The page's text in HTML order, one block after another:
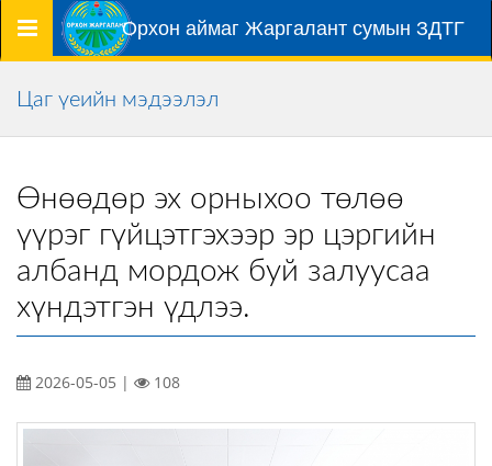
Цэс Орхон аймаг Жаргалант сумын ЗДТГ
Цаг үеийн мэдээлэл
Өнөөдөр эх орныхоо төлөө
үүрэг гүйцэтгэхээр эр цэргийн
албанд мордож буй залуусаа
хүндэтгэн үдлээ.
2026-05-05 | 108